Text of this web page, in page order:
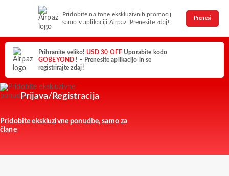
Pridobite na tone ekskluzivnih promocij
samo v aplikaciji Airpaz. Prenesite zdaj!
Prenesi
Prihranite veliko! USD 30 OFFUporabite kodo
GOBEYOND ! – Prenesite aplikacijo in se
registrirajte zdaj!
Prijava/Registracija
Pridobite ekskluzivne ponudbe, samo za
člane